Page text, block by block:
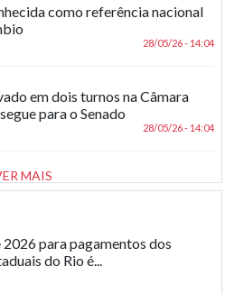
como referência nacional
28/05/26 - 14:04
em dois turnos na Câmara
para o Senado
28/05/26 - 14:04
MAIS
para pagamentos dos
do Rio é...